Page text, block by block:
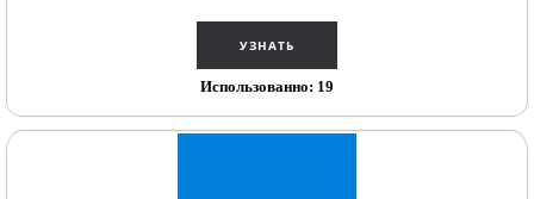
Использованно: 19